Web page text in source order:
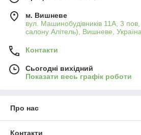
м. Вишневе
вул. Машинобудівників 11А, 3
салону Алітель), Вишневе, Україна
Контакти
Сьогодні вихідний
Показати весь графік роботи
Про нас
Контакти